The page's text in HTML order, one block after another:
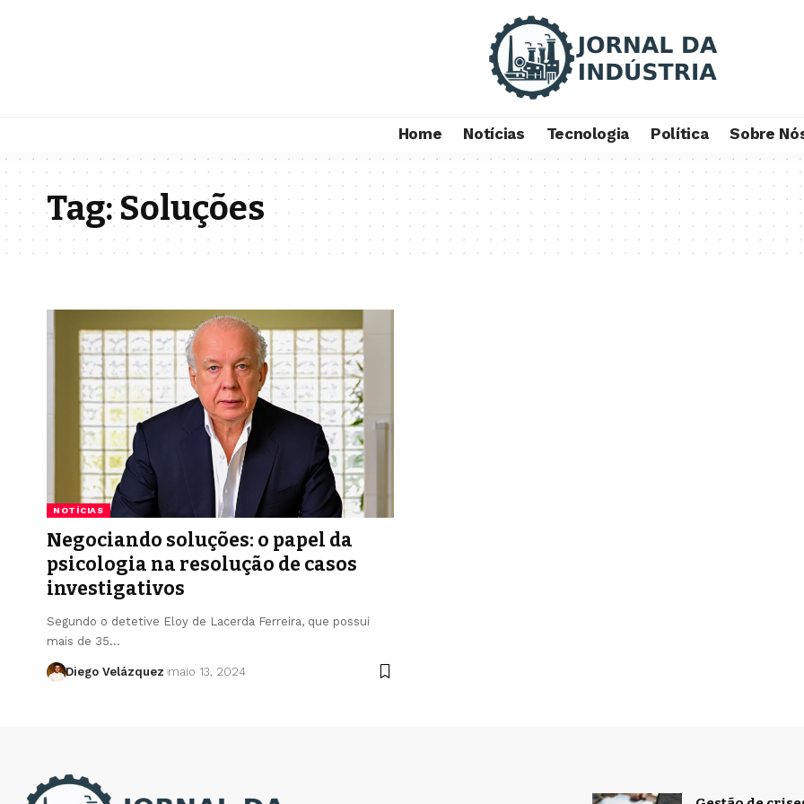
Home Notícias Tecnologia Política Sobre
Tag:Soluções
NOTÍCIAS
Negociando soluções: o papel da
psicologia na resolução de casos
investigativos
Segundo o detetive Eloy de Lacerda Ferreira, que possui
mais de 35…
Diego Velázquez maio 13, 2024